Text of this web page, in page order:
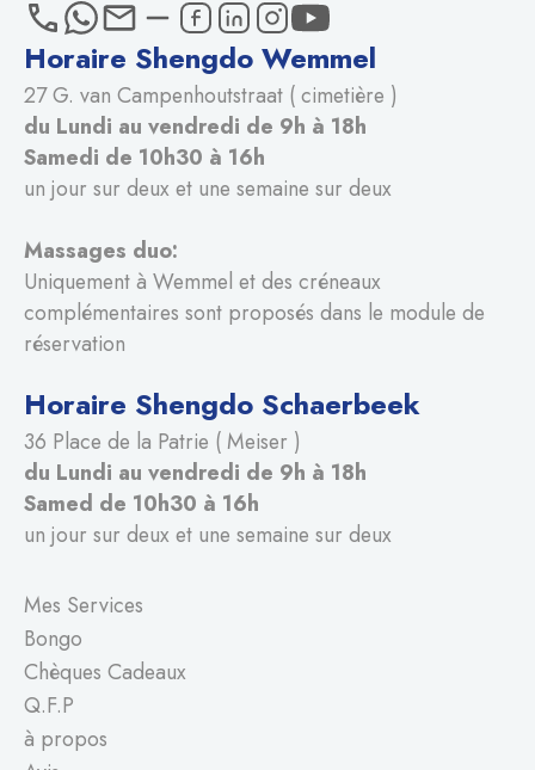
Horaire Shengdo Wemmel
27 G. van Campenhoutstraat ( cimetière )
du Lundi au vendredi de 9h à 18h
Samedi de 10h30 à 16h
un jour sur deux et une semaine sur deux
Massages duo:
Uniquement à Wemmel et des créneaux
complémentaires sont proposés dans le module de
réservation
Horaire Shengdo Schaerbeek
36 Place de la Patrie ( Meiser )
du Lundi au vendredi de 9h à 18h
Samed de 10h30 à 16h
un jour sur deux et une semaine sur deux
Mes Services
Bongo
Chèques Cadeaux
Q.F.P
à propos